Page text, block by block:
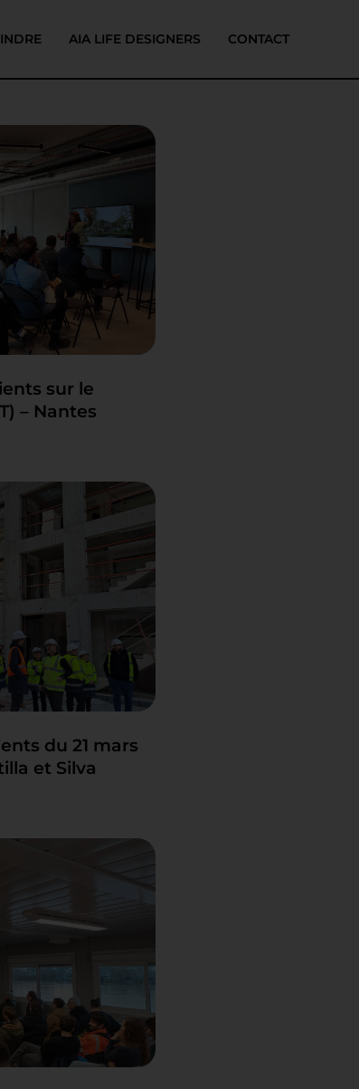
AIA LIFE DESIGNERS CONTACT
sur le
– Nantes
du 21 mars
et Silva